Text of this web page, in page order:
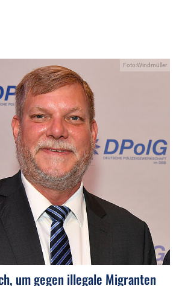
Foto:Windmüller
um gegen illegale Migranten